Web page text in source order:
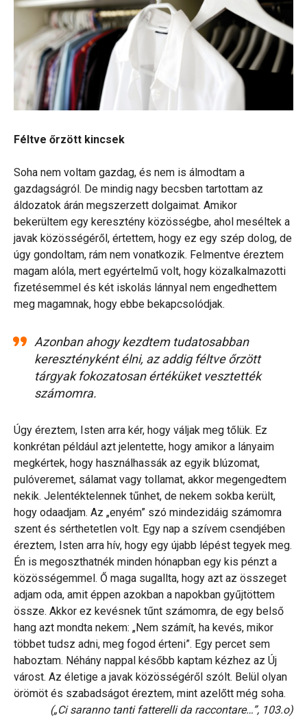
Féltve őrzött kincsek
Soha nem voltam gazdag, és nem is álmodtam a
gazdagságról. De mindig nagy becsben tartottam az
áldozatok árán megszerzett dolgaimat. Amikor
bekerültem egy keresztény közösségbe, ahol meséltek a
javak közösségéről, értettem, hogy ez egy szép dolog, de
úgy gondoltam, rám nem vonatkozik. Felmentve éreztem
magam alóla, mert egyértelmű volt, hogy közalkalmazotti
fizetésemmel és két iskolás lánnyal nem engedhettem
meg magamnak, hogy ebbe bekapcsolódjak.
Azonban ahogy kezdtem tudatosabban
keresztényként élni, az addig féltve őrzött
tárgyak fokozatosan értéküket vesztették
számomra.
Úgy éreztem, Isten arra kér, hogy váljak meg tőlük. Ez
konkrétan például azt jelentette, hogy amikor a lányaim
megkértek, hogy használhassák az egyik blúzomat,
pulóveremet, sálamat vagy tollamat, akkor megengedtem
nekik. Jelentéktelennek tűnhet, de nekem sokba került,
hogy odaadjam. Az „enyém” szó mindezidáig számomra
szent és sérthetetlen volt. Egy nap a szívem csendjében
éreztem, Isten arra hív, hogy egy újabb lépést tegyek meg.
Én is megoszthatnék minden hónapban egy kis pénzt a
közösségemmel. Ő maga sugallta, hogy azt az összeget
adjam oda, amit éppen azokban a napokban gyűjtöttem
össze. Akkor ez kevésnek tűnt számomra, de egy belső
hang azt mondta nekem: „Nem számít, ha kevés, mikor
többet tudsz adni, meg fogod érteni”. Egy percet sem
haboztam. Néhány nappal később kaptam kézhez az Új
várost. Az életige a javak közösségéről szólt. Belül olyan
örömöt és szabadságot éreztem, mint azelőtt még soha.
(„Ci saranno tanti fatterelli da raccontare…”, 103.o)